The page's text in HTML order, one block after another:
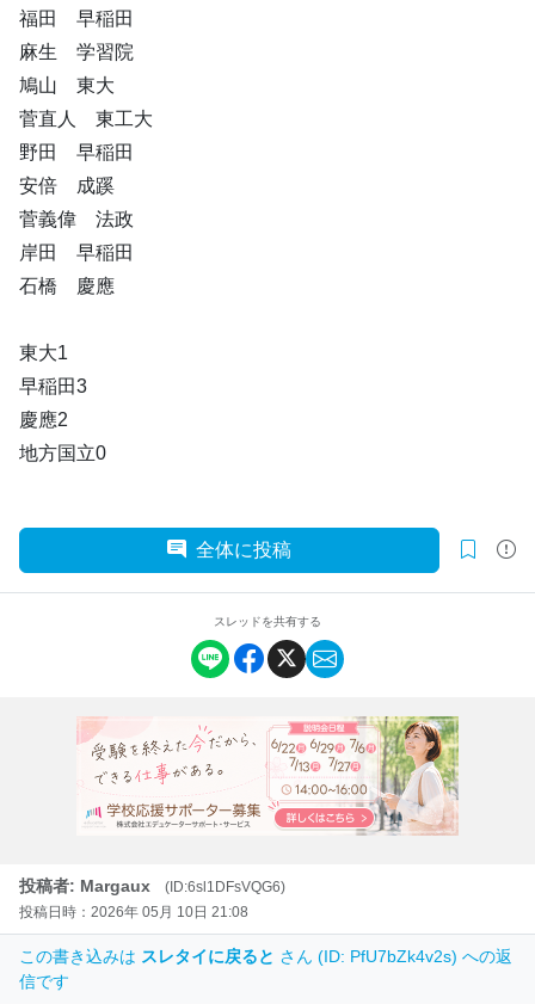
福田 早稲田
麻生 学習院
鳩山 東大
菅直人 東工大
野田 早稲田
安倍 成蹊
菅義偉 法政
岸田 早稲田
石橋 慶應
東大1
早稲田3
慶應2
地方国立0
全体に投稿
スレッドを共有する
投稿者: Margaux
(ID:6sl1DFsVQG6)
投稿日時：2026年 05月 10日 21:08
この書き込みは スレタイに戻ると さん (ID: PfU7bZk4v2s) への返
信です